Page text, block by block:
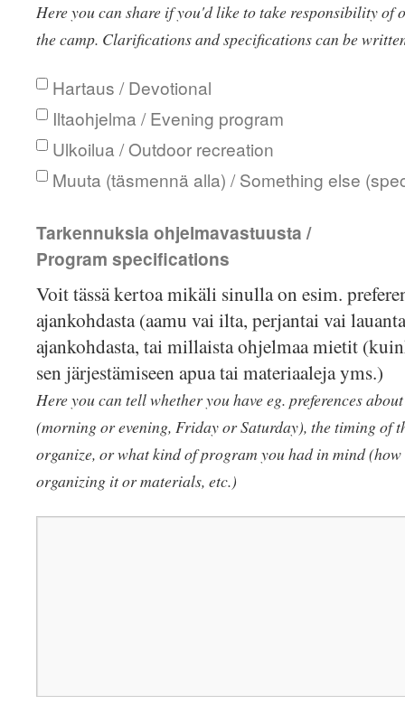
Hartaus / Devotional
Iltaohjelma / Evening program
Ulkoilua / Outdoor recreation
Muuta (täsmennä alla) / Something else
Here you can share if you'd like to take responsibility of
the camp. Clarifications and specifications can be
Tarkennuksia ohjelmavastuusta /
Program specifications
Voit tässä kertoa mikäli sinulla on esim.
ajankohdasta (aamu vai ilta, perjantai vai
ajankohdasta, tai millaista ohjelmaa mietit
sen järjestämiseen apua tai materiaaleja yms.)
Here you can tell whether you have eg. preferences
(morning or evening, Friday or Saturday), the timing of
organize, or what kind of program you had in mind (how
organizing it or materials, etc.)